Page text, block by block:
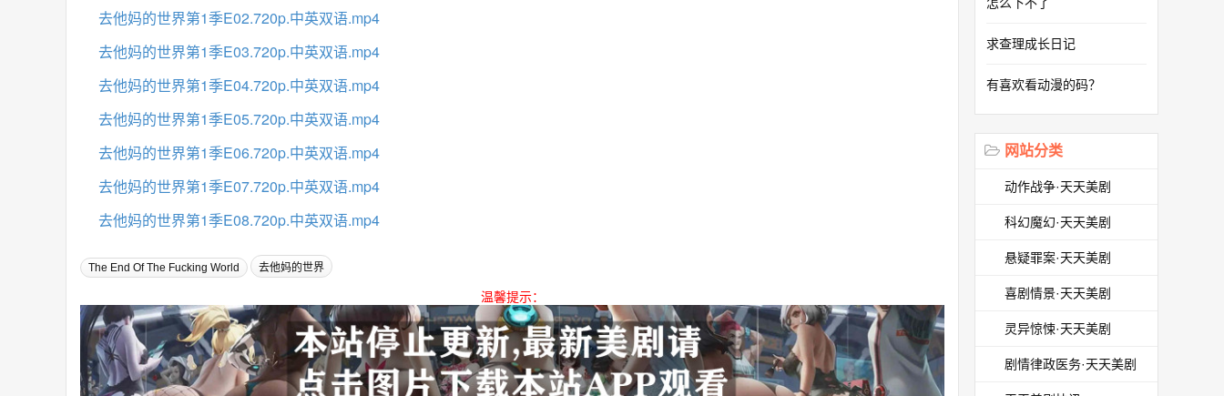
去他妈的世界第1季E02.720p.中英双语.mp4
去他妈的世界第1季E03.720p.中英双语.mp4
去他妈的世界第1季E04.720p.中英双语.mp4
去他妈的世界第1季E05.720p.中英双语.mp4
去他妈的世界第1季E06.720p.中英双语.mp4
去他妈的世界第1季E07.720p.中英双语.mp4
去他妈的世界第1季E08.720p.中英双语.mp4
The End Of The Fucking World 去他妈的世界
温馨提示：
求查理成长日记
有喜欢看动漫的码？
网站分类
动作战争·天天美剧
科幻魔幻·天天美剧
悬疑罪案·天天美剧
喜剧情景·天天美剧
灵异惊悚·天天美剧
剧情律政医务·天天美剧